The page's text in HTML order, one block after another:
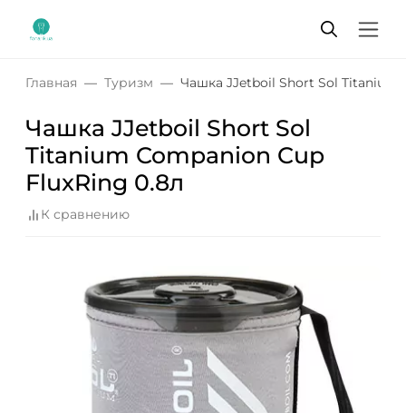
Главная Туризм Чашка JJetboil Short Sol Titanium
Чашка JJetboil Short Sol
Titanium Companion Cup
FluxRing 0.8л
К сравнению